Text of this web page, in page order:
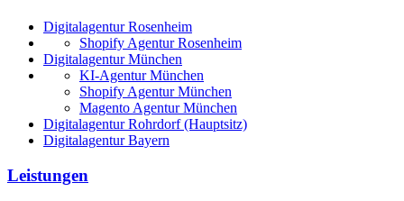
Digitalagentur Rosenheim
Shopify Agentur Rosenheim
Digitalagentur München
KI-Agentur München
Shopify Agentur München
Magento Agentur München
Digitalagentur Rohrdorf (Hauptsitz)
Digitalagentur Bayern
Leistungen